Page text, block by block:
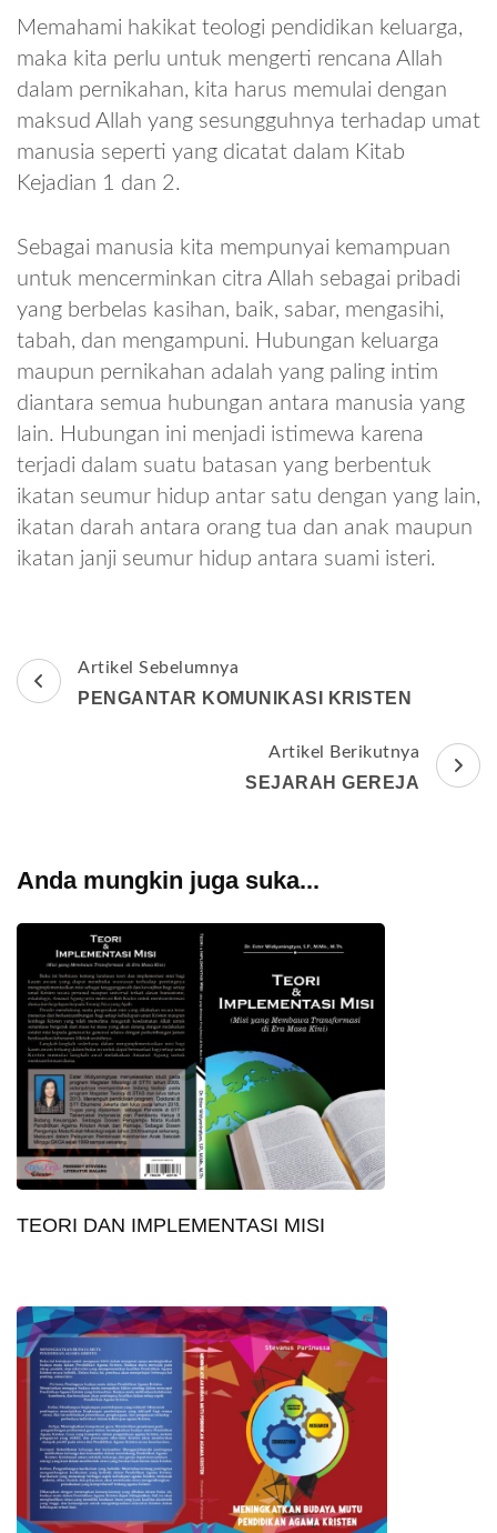
Memahami hakikat teologi pendidikan keluarga,
maka kita perlu untuk mengerti rencana Allah
dalam pernikahan, kita harus memulai dengan
maksud Allah yang sesungguhnya terhadap umat
manusia seperti yang dicatat dalam Kitab
Kejadian 1 dan 2.
Sebagai manusia kita mempunyai kemampuan
untuk mencerminkan citra Allah sebagai pribadi
yang berbelas kasihan, baik, sabar, mengasihi,
tabah, dan mengampuni. Hubungan keluarga
maupun pernikahan adalah yang paling intim
diantara semua hubungan antara manusia yang
lain. Hubungan ini menjadi istimewa karena
terjadi dalam suatu batasan yang berbentuk
ikatan seumur hidup antar satu dengan yang lain,
ikatan darah antara orang tua dan anak maupun
ikatan janji seumur hidup antara suami isteri.
Navigasi
Artikel
Artikel Sebelumnya
PENGANTAR KOMUNIKASI KRISTEN
Artikel Berikutnya
SEJARAH GEREJA
Anda mungkin juga suka...
TEORI DAN IMPLEMENTASI MISI